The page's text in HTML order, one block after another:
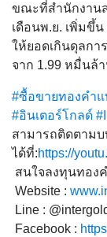
ขณะที่สำนักงาน
เดือนพ.ย. เพิ่มขึ้
ให้ยอดเกินดุลกา
จาก 1.99 หมื่นล้
#ซื้อขายทองคำแ
#อินเตอร์โกลด์
สามารถติดตามบ
ได้ที่:https://
สนใจลงทุนทอง
Website :
Line :
Facebook :